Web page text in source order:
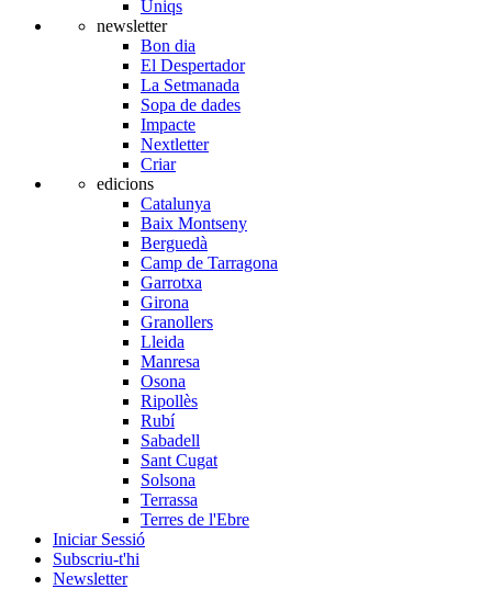
Úniqs
newsletter
Bon dia
El Despertador
La Setmanada
Sopa de dades
Impacte
Nextletter
Criar
edicions
Catalunya
Baix Montseny
Berguedà
Camp de Tarragona
Garrotxa
Girona
Granollers
Lleida
Manresa
Osona
Ripollès
Rubí
Sabadell
Sant Cugat
Solsona
Terrassa
Terres de l'Ebre
Iniciar Sessió
Subscriu-t'hi
Newsletter